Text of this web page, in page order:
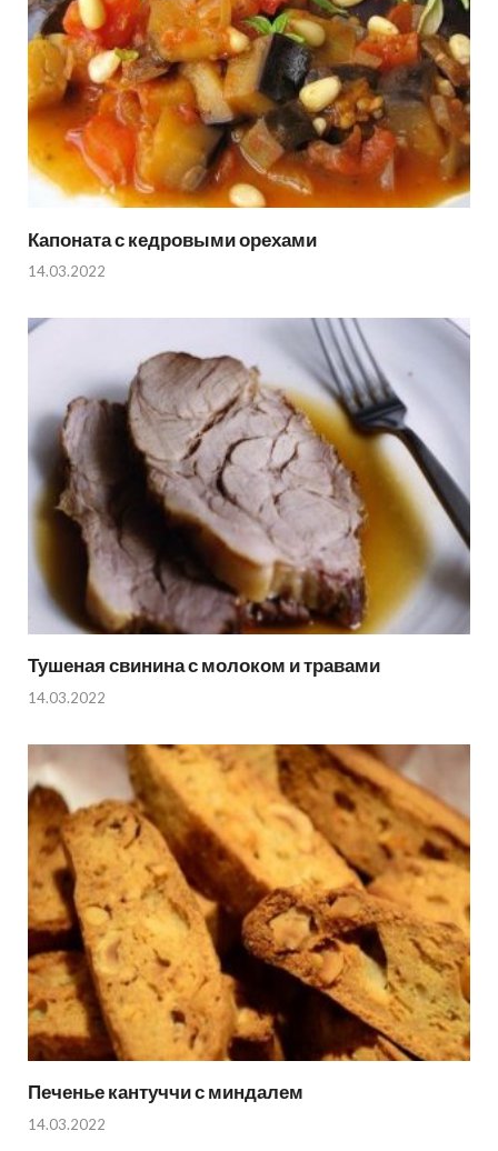
Капоната с кедровыми орехами
14.03.2022
Тушеная свинина с молоком и травами
14.03.2022
Печенье кантуччи с миндалем
14.03.2022